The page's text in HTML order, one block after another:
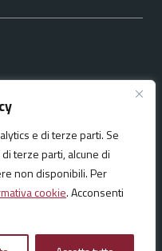
e di terze parti. Se
terze parti, alcune di
non disponibili. Per
cookie. Acconsenti
sito